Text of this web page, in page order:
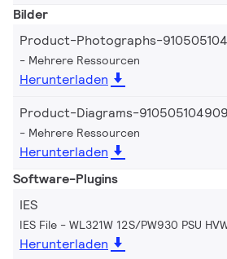
Bilder
Product-Photographs-
Mehrere Ressourcen
Herunterladen
Product-Diagrams-
Mehrere Ressourcen
Herunterladen
Software-Plugins
IES
IES File - WL321W 12S/PW930 PSU
Herunterladen